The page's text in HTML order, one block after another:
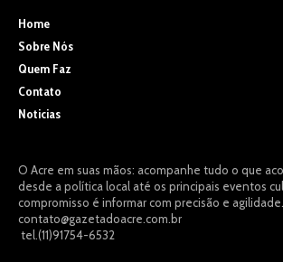
Home
Sobre Nós
Quem Faz
Contato
Noticias
O Acre em suas mãos: acompanhe tudo o que
desde a política local até os principais eventos
compromisso é informar com precisão e agilidade.
contato@gazetadoacre.com.br
tel.(11)91754-6532